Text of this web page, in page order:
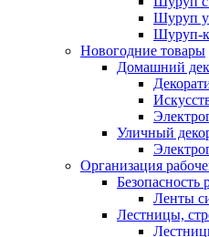
Шуруп
Шуруп-
Новогодние товары
Домашний
Уличный
Организация
Безопасность
Ленты
Лестницы,